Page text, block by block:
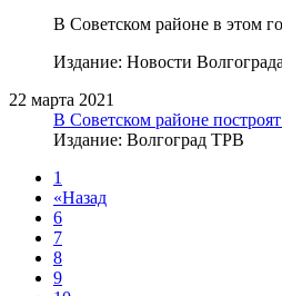
В Советском районе в этом
Издание: Новости Волгограда
22 марта 2021
В Советском районе
Издание: Волгоград ТРВ
1
«Назад
6
7
8
9